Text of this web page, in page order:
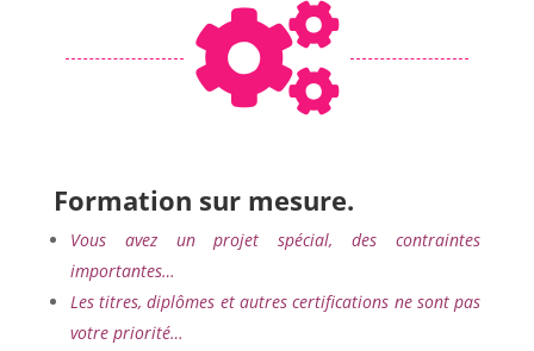

Formation sur mesure.
Vous avez un projet spécial, des contraintes
importantes…
Les titres, diplômes et autres certifications ne sont pas
votre priorité…